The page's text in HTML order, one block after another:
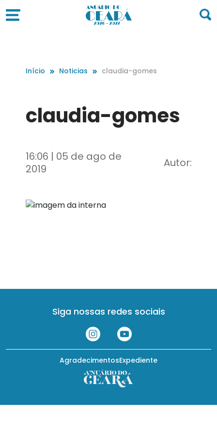
Início Noticias claudia-gomes
claudia-gomes
16:06 | 05 de ago de
2019
Autor:
Siga nossas redes sociais
Expediente
Agradecimentos